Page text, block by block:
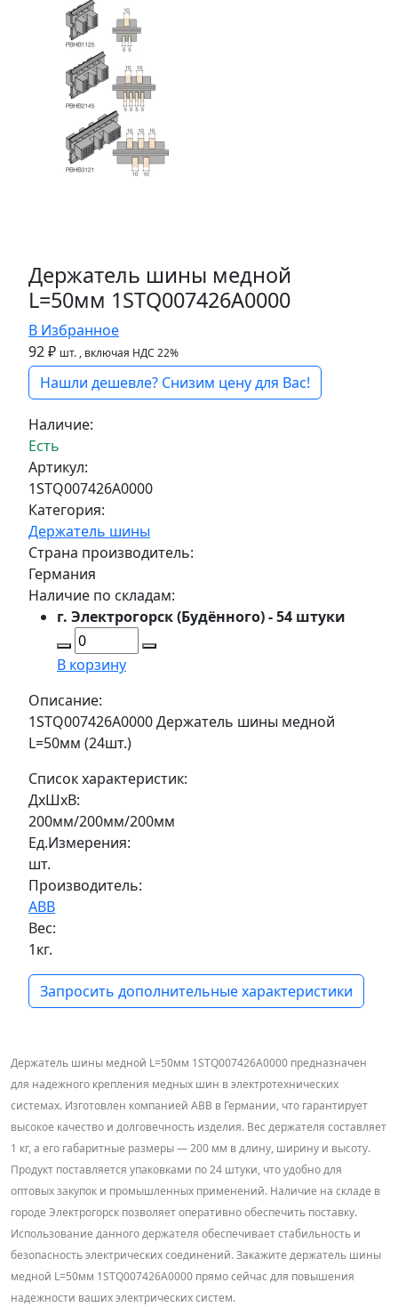
Держатель шины медной
L=50мм 1STQ007426A0000
В Избранное
92 ₽ шт. , включая НДС 22%
Нашли дешевле? Снизим цену для Вас!
Наличие:
Есть
Артикул:
1STQ007426A0000
Категория:
Держатель шины
Страна производитель:
Германия
Наличие по складам:
г. Электрогорск (Будённого) - 54 штуки
В корзину
Описание:
1STQ007426A0000 Держатель шины медной
L=50мм (24шт.)
Список характеристик:
ДxШxВ:
200мм/200мм/200мм
Ед.Измерения:
шт.
Производитель:
ABB
Вес:
1кг.
Запросить дополнительные характеристики
Держатель шины медной L=50мм 1STQ007426A0000 предназначен
для надежного крепления медных шин в электротехнических
системах. Изготовлен компанией ABB в Германии, что гарантирует
высокое качество и долговечность изделия. Вес держателя составляет
1 кг, а его габаритные размеры — 200 мм в длину, ширину и высоту.
Продукт поставляется упаковками по 24 штуки, что удобно для
оптовых закупок и промышленных применений. Наличие на складе в
городе Электрогорск позволяет оперативно обеспечить поставку.
Использование данного держателя обеспечивает стабильность и
безопасность электрических соединений. Закажите держатель шины
медной L=50мм 1STQ007426A0000 прямо сейчас для повышения
надежности ваших электрических систем.